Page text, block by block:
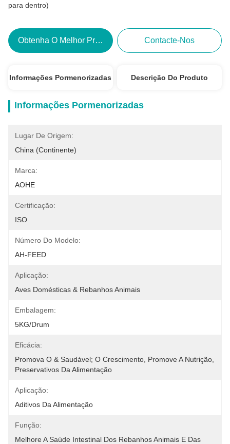
para dentro)
Obtenha O Melhor Preço Contacte-Nos
Informações Pormenorizadas Descrição Do Produto
Informações Pormenorizadas
Lugar De Origem:
China (continente)
Marca:
AOHE
Certificação:
ISO
Número Do Modelo:
AH-FEED
Aplicação:
Aves Domésticas & Rebanhos Animais
Embalagem:
5KG/drum
Eficácia:
Promova O & Saudável; O Crescimento, Promove A Nutrição,
Preservativos Da Alimentação
Aplicação:
Aditivos Da Alimentação
Função:
Melhore A Saúde Intestinal Dos Rebanhos Animais E Das